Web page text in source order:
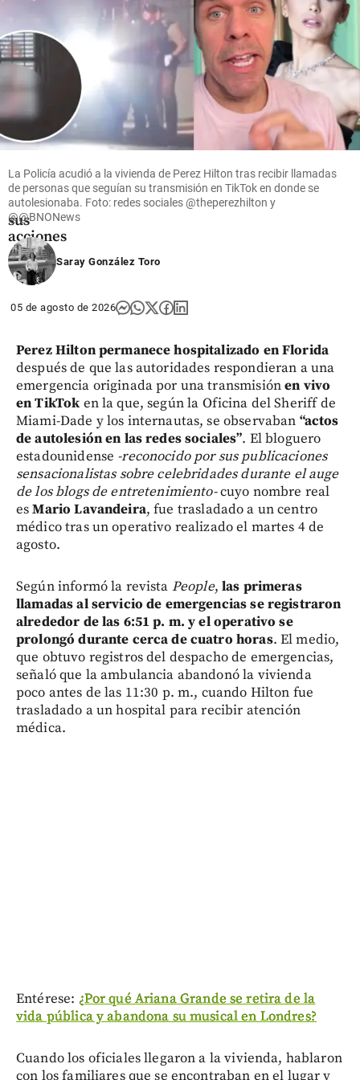
Economía
Ecopetrol
avanza en
la compra
de Brava
tras
adquirir
cerca del
25% de
sus
acciones
share
La Policía acudió a la vivienda de Perez Hilton tras recibir llamadas
de personas que seguían su transmisión en TikTok en donde se
autolesionaba. Foto: redes sociales @theperezhilton y
@@BNONews
Saray González Toro
05 de agosto de 2026
Perez Hilton permanece hospitalizado en Florida
después de que las autoridades respondieran a una
emergencia originada por una transmisiónen vivo
en TikToken la que, según la Oficina del Sheriff de
Miami-Dade y los internautas, se observaban “actos
de autolesión en las redes sociales”. El bloguero
estadounidense -reconocido por sus publicaciones
sensacionalistas sobre celebridades durante el auge
de los blogs de entretenimiento-cuyo nombre real
esMario Lavandeira, fue trasladado a un centro
médico tras un operativo realizado el martes 4 de
agosto.
Según informó la revista People, las primeras
llamadas al servicio de emergencias se registraron
alrededor de las 6:51 p. m. y el operativo se
prolongó durante cerca de cuatro horas. El medio,
que obtuvo registros del despacho de emergencias,
señaló que la ambulancia abandonó la vivienda
poco antes de las 11:30 p. m., cuando Hilton fue
trasladado a un hospital para recibir atención
médica.
Entérese: ¿Por qué Ariana Grande se retira de la
vida pública y abandona su musical en Londres?
Cuando los oficiales llegaron a la vivienda, hablaron
con los familiares que se encontraban en el lugar y